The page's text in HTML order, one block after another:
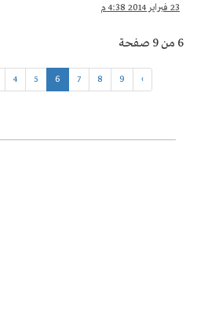
23 فبراير 2014 4:38 م
6 من 9 صفحة
4 5 6 7 8 9 ›